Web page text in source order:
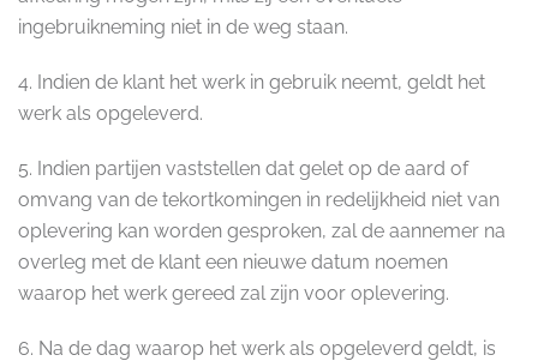
ingebruikneming niet in de weg staan.
4. Indien de klant het werk in gebruik neemt, geldt het
werk als opgeleverd.
5. Indien partijen vaststellen dat gelet op de aard of
omvang van de tekortkomingen in redelijkheid niet van
oplevering kan worden gesproken, zal de aannemer na
overleg met de klant een nieuwe datum noemen
waarop het werk gereed zal zijn voor oplevering.
6. Na de dag waarop het werk als opgeleverd geldt, is